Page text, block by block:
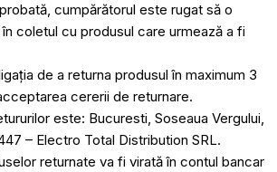
cumpărătorul este rugat să o
coletul cu produsul care urmează a fi
de a returna produsul în maximum 3
cererii de returnare.
este: Bucuresti, Soseaua Vergului,
– Electro Total Distribution SRL.
returnate va fi virată în contul bancar